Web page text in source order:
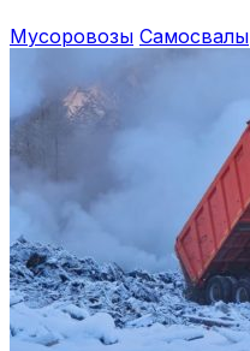
Мусоровозы Самосвалы